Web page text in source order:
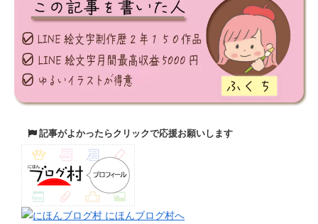
記事がよかったらクリックで応援お願いします